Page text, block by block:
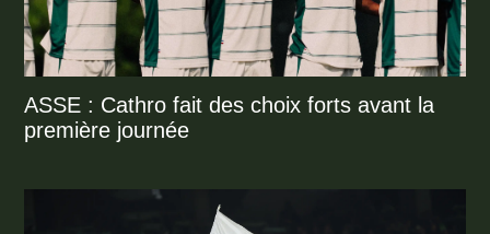
ASSE : Cathro fait des choix forts avant la
première journée